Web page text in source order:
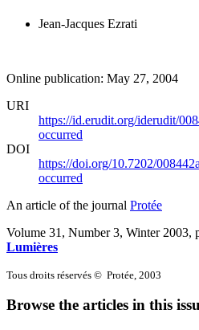
Jean-Jacques Ezrati
Online publication: May 27, 2004
URI
https://id.erudit.org/iderudit/
occurred
DOI
https://doi.org/10.7202/
occurred
An article of the journal Protée
Volume 31, Number 3, Winter 2003,
Lumières
Tous droits réservés © Protée, 2003
Browse the articles in this